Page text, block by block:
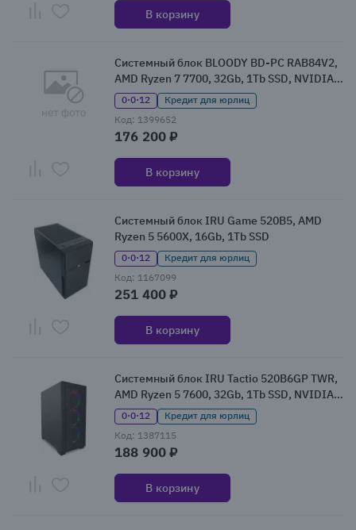
В корзину
Системный блок BLOODY BD-PC RAB84V2,
AMD Ryzen 7 7700, 32Gb, 1Tb SSD, NVIDIA
GeForce RTX 5060Ti, W11 (2142127)
0·0·12
Кредит для юрлиц
Код: 1399652
176 200 ₽
В корзину
Системный блок IRU Game 520B5, AMD
Ryzen 5 5600X, 16Gb, 1Tb SSD
0·0·12
Кредит для юрлиц
Код: 1167099
251 400 ₽
В корзину
Системный блок IRU Tactio 520B6GP TWR,
AMD Ryzen 5 7600, 32Gb, 1Tb SSD, NVIDIA
GeForce RTX 5060Ti, без ОС (2130961)
0·0·12
Кредит для юрлиц
Код: 1387115
188 900 ₽
В корзину